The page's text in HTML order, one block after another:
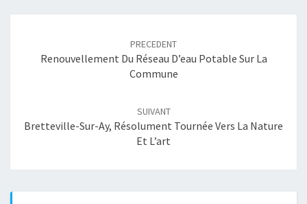
PRECEDENT
Renouvellement Du Réseau D’eau Potable Sur La
Commune
SUIVANT
Bretteville-Sur-Ay, Résolument Tournée Vers La Nature
Et L’art